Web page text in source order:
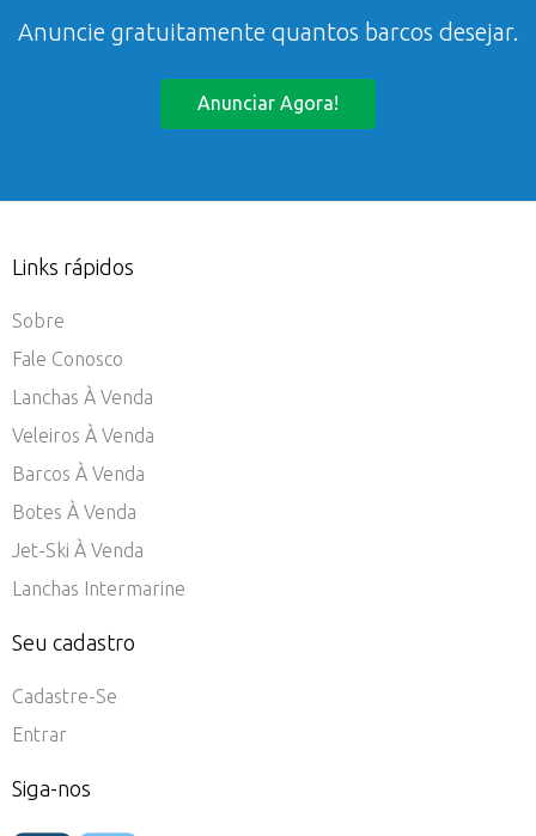
Anuncie gratuitamente quantos barcos desejar.
Anunciar Agora!
Links rápidos
Sobre
Fale Conosco
Lanchas À Venda
Veleiros À Venda
Barcos À Venda
Botes À Venda
Jet-Ski À Venda
Lanchas Intermarine
Seu cadastro
Cadastre-Se
Entrar
Siga-nos